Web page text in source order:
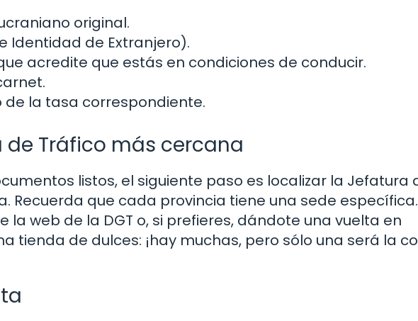
original.
Identidad de Extranjero).
acredite que estás en condiciones de conducir.
la tasa correspondiente.
de Tráfico más cercana
listos, el siguiente paso es localizar la Jefatura
Recuerda que cada provincia tiene una sede específica.
la web de la DGT o, si prefieres, dándote una vuelta en
tienda de dulces: ¡hay muchas, pero sólo una será la